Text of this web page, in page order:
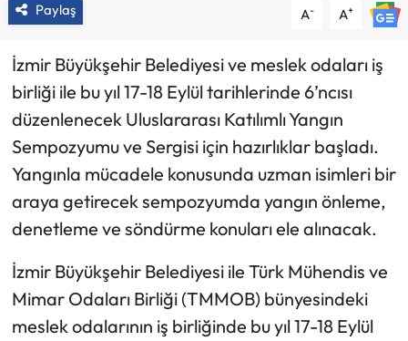
Paylaş A- A+
İzmir Büyükşehir Belediyesi ve meslek odaları iş
birliği ile bu yıl 17-18 Eylül tarihlerinde 6’ncısı
düzenlenecek Uluslararası Katılımlı Yangın
Sempozyumu ve Sergisi için hazırlıklar başladı.
Yangınla mücadele konusunda uzman isimleri bir
araya getirecek sempozyumda yangın önleme,
denetleme ve söndürme konuları ele alınacak.
İzmir Büyükşehir Belediyesi ile Türk Mühendis ve
Mimar Odaları Birliği (TMMOB) bünyesindeki
meslek odalarının iş birliğinde bu yıl 17-18 Eylül